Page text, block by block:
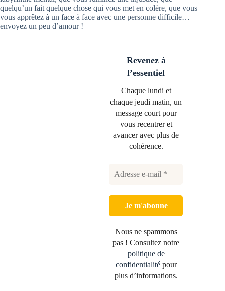
quelqu’un fait quelque chose qui vous met en colère, que vous
vous apprêtez à un face à face avec une personne difficile…
envoyez un peu d’amour !
Revenez à
l’essentiel
Chaque lundi et
chaque jeudi matin, un
message court pour
vous recentrer et
avancer avec plus de
cohérence.
Nous ne spammons
pas ! Consultez notre
politique de
confidentialitépour
plus d’informations.